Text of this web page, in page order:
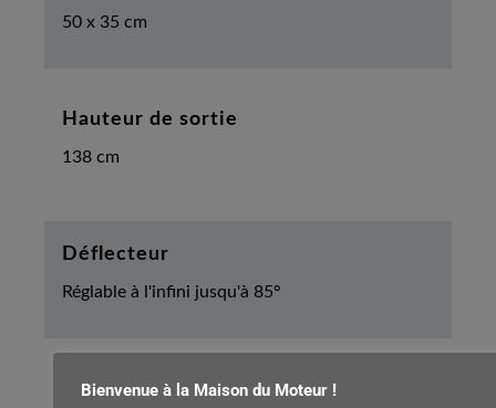
50 x 35 cm
Hauteur de sortie
138 cm
Déflecteur
Réglable à l'infini jusqu'à 85°
Direction d'exécution
Bienvenue à la Maison du Moteur !